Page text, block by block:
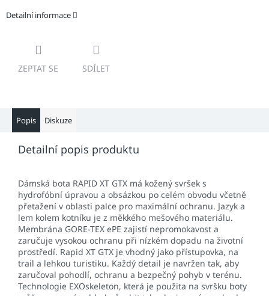
Detailní informace
ZEPTAT SE SDÍLET
Popis Diskuze
Detailní popis produktu
Dámská bota RAPID XT GTX má kožený svršek s
hydrofóbní úpravou a obsázkou po celém obvodu včetně
přetažení v oblasti palce pro maximální ochranu. Jazyk a
lem kolem kotníku je z měkkého mešového materiálu.
Membrána GORE-TEX ePE zajistí nepromokavost a
zaručuje vysokou ochranu při nízkém dopadu na životní
prostředí. Rapid XT GTX je vhodný jako přístupovka, na
trail a lehkou turistiku. Každý detail je navržen tak, aby
zaručoval pohodlí, ochranu a bezpečný pohyb v terénu.
Technologie EXOskeleton, která je použita na svršku boty